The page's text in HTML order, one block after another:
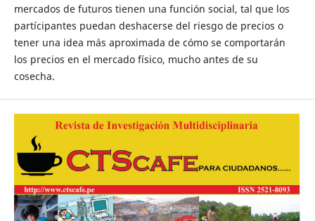
mercados de futuros tienen una función social, tal que los
partícipantes puedan deshacerse del riesgo de precios o
tener una idea más aproximada de cómo se comportarán
los precios en el mercado físico, mucho antes de su
cosecha.